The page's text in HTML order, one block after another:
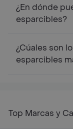
¿En dónde
esparcibles?
¿Cúales son
esparcibles
Top Marcas y